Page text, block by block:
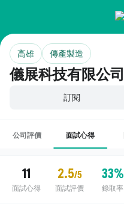
儀展科技有限公司
高雄 傳產製造
訂閱
公司評價 面試心得
11
面試心得
2.5/5
面試評價
33%
錄取率